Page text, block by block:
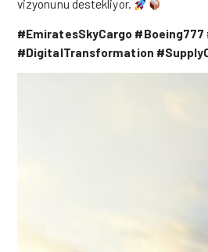
vizyonunu destekliyor.
#EmiratesSkyCargo #Boeing777
#DigitalTransformation